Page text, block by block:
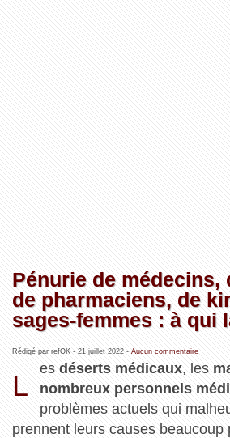
Pénurie de médecins,
de pharmaciens, de
sages-femmes : à qui
Rédigé par refOK - 21 juillet 2022- Aucun commentaire
L
esdéserts médicaux, les
nombreux personnels
problèmes actuels qui
prennent leurs causes beaucoup